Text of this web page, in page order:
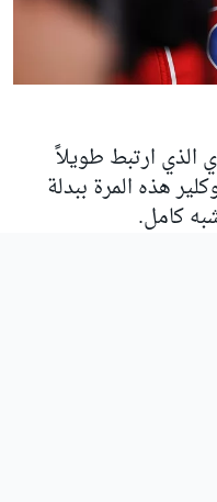
الذي ارتبط طويلاً
هذه المرة ببدلة
كامل.